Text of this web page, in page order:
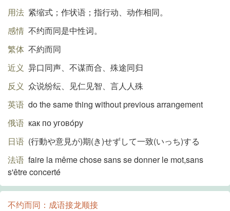
用法 紧缩式；作状语；指行动、动作相同。
感情 不约而同是中性词。
繁体 不約而同
近义 异口同声、不谋而合、殊途同归
反义 众说纷纭、见仁见智、言人人殊
英语 do the same thing without previous arrangement
俄语 как по уговóру
日语 (行動や意見が)期(き)せずして一致(いっち)する
法语 faire la même chose sans se donner le mot,sans
s'être concerté
不约而同：成语接龙顺接